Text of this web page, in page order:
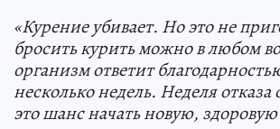
«Курение убивает. Но это не
бросить курить можно в любом
организм ответит
несколько недель. Неделя отказа
это шанс начать новую,